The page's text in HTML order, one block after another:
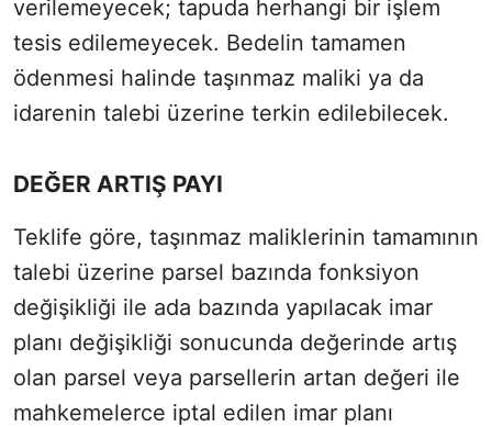
verilemeyecek; tapuda herhangi bir işlem
tesis edilemeyecek. Bedelin tamamen
ödenmesi halinde taşınmaz maliki ya da
idarenin talebi üzerine terkin edilebilecek.
DEĞER ARTIŞ PAYI
Teklife göre, taşınmaz maliklerinin tamamının
talebi üzerine parsel bazında fonksiyon
değişikliği ile ada bazında yapılacak imar
planı değişikliği sonucunda değerinde artış
olan parsel veya parsellerin artan değeri ile
mahkemelerce iptal edilen imar planı